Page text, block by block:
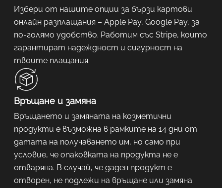
Избери от нашите опции за бързи картови
онлайн разплащания – Apple Pay, Google Pay, за
по-голямо удобство. Работим със Stripe, които
гарантират надеждност и сигурност на
твоите плащания.
Връщане и замяна
Връщането и замяната на козметични
продукти е възможна в рамките на 14 дни от
датата на получаването им, но само при
условие, че опаковката на продукта не е
отваряна. В случай, че даден продукт е
отворен, не подлежи на връщане или замяна.